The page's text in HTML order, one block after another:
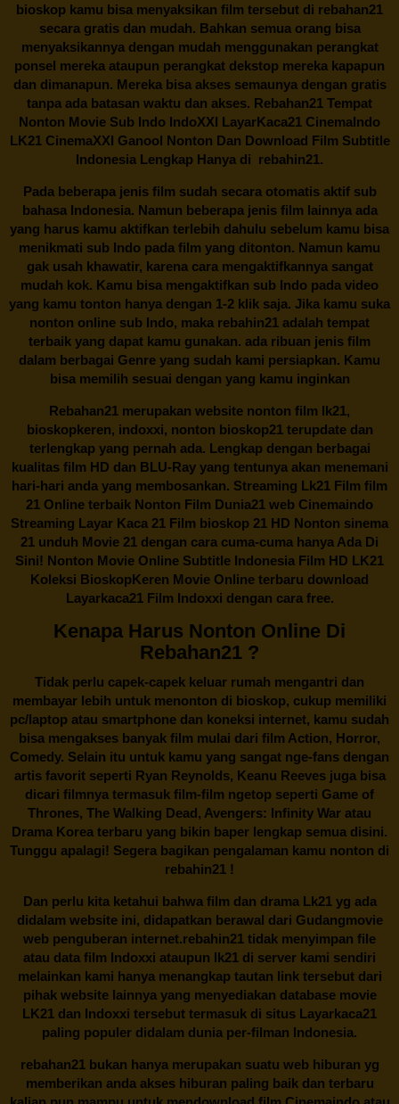
bioskop kamu bisa menyaksikan film tersebut di rebahan21
secara gratis dan mudah. Bahkan semua orang bisa
menyaksikannya dengan mudah menggunakan perangkat
ponsel mereka ataupun perangkat dekstop mereka kapapun
dan dimanapun. Mereka bisa akses semaunya dengan gratis
tanpa ada batasan waktu dan akses. Rebahan21 Tempat
Nonton Movie Sub Indo IndoXXI LayarKaca21 CinemaIndo
LK21 CinemaXXI Ganool Nonton Dan Download Film Subtitle
Indonesia Lengkap Hanya di rebahin21.
Pada beberapa jenis film sudah secara otomatis aktif sub
bahasa Indonesia. Namun beberapa jenis film lainnya ada
yang harus kamu aktifkan terlebih dahulu sebelum kamu bisa
menikmati sub Indo pada film yang ditonton. Namun kamu
gak usah khawatir, karena cara mengaktifkannya sangat
mudah kok. Kamu bisa mengaktifkan sub Indo pada video
yang kamu tonton hanya dengan 1-2 klik saja. Jika kamu suka
nonton online sub Indo, maka rebahin21 adalah tempat
terbaik yang dapat kamu gunakan. ada ribuan jenis film
dalam berbagai Genre yang sudah kami persiapkan. Kamu
bisa memilih sesuai dengan yang kamu inginkan
Rebahan21 merupakan website nonton film lk21,
bioskopkeren, indoxxi, nonton bioskop21 terupdate dan
terlengkap yang pernah ada. Lengkap dengan berbagai
kualitas film HD dan BLU-Ray yang tentunya akan menemani
hari-hari anda yang membosankan. Streaming Lk21 Film film
21 Online terbaik Nonton Film Dunia21 web Cinemaindo
Streaming Layar Kaca 21 Film bioskop 21 HD Nonton sinema
21 unduh Movie 21 dengan cara cuma-cuma hanya Ada Di
Sini! Nonton Movie Online Subtitle Indonesia Film HD LK21
Koleksi BioskopKeren Movie Online terbaru download
Layarkaca21 Film Indoxxi dengan cara free.
Kenapa Harus Nonton Online Di
Rebahan21 ?
Tidak perlu capek-capek keluar rumah mengantri dan
membayar lebih untuk menonton di bioskop, cukup memiliki
pc/laptop atau smartphone dan koneksi internet, kamu sudah
bisa mengakses banyak film mulai dari film Action, Horror,
Comedy. Selain itu untuk kamu yang sangat nge-fans dengan
artis favorit seperti Ryan Reynolds, Keanu Reeves juga bisa
dicari filmnya termasuk film-film ngetop seperti Game of
Thrones, The Walking Dead, Avengers: Infinity War atau
Drama Korea terbaru yang bikin baper lengkap semua disini.
Tunggu apalagi! Segera bagikan pengalaman kamu nonton di
rebahin21 !
Dan perlu kita ketahui bahwa film dan dramaLk21yg ada
didalam website ini, didapatkan berawal dari Gudangmovie
web penguberan internet.rebahin21 tidak menyimpan file
atau data film Indoxxi ataupun lk21 di server kami sendiri
melainkan kami hanya menangkap tautan link tersebut dari
pihak website lainnya yang menyediakan database movie
LK21 dan Indoxxi tersebut termasuk di situs Layarkaca21
paling populer didalam dunia per-filman Indonesia.
rebahan21bukan hanya merupakan suatu web hiburan yg
memberikan anda akses hiburan paling baik dan terbaru